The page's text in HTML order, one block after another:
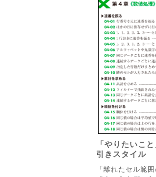
「やりたいこ
引きスタイル
「離れたセル範